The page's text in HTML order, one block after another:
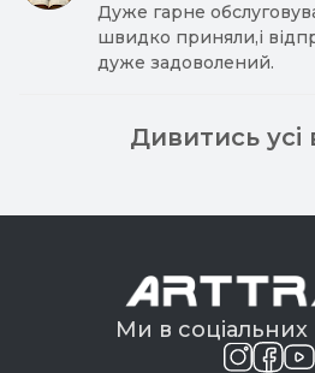
Дуже гарне
швидко приняли,і
дуже задоволений.
Дивитись усі
Ми в